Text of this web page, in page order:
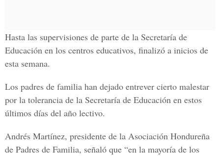
Hasta las supervisiones de parte de la Secretaría de
Educación en los centros educativos, finalizó a inicios de
esta semana.
Los padres de familia han dejado entrever cierto malestar
por la tolerancia de la Secretaría de Educación en estos
últimos días del año lectivo.
Andrés Martínez, presidente de la Asociación Hondureña
de Padres de Familia, señaló que “en la mayoría de los